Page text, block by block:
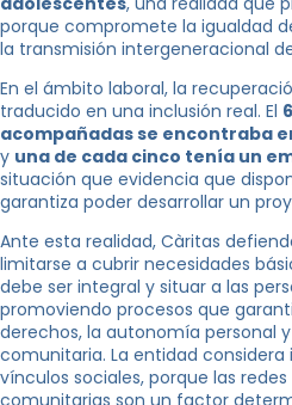
porque compromete la igualdad
la transmisión intergeneracional
En el ámbito laboral, la
traducido en una inclusión real. El
acompañadas se encontraba
y una de cada cinco tenía un
situación que evidencia que
garantiza poder desarrollar un
Ante esta realidad, Càritas
limitarse a cubrir necesidades
debe ser integral y situar a las
promoviendo procesos que
derechos, la autonomía personal
comunitaria. La entidad
vínculos sociales, porque las